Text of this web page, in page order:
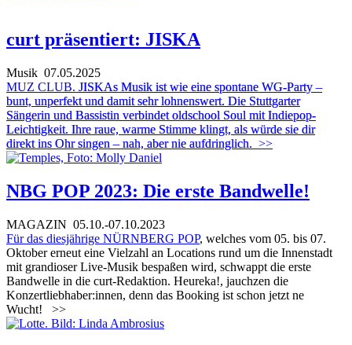
curt präsentiert: JISKA
Musik 07.05.2025
MUZ CLUB. JISKAs Musik ist wie eine spontane WG-Party –
bunt, unperfekt und damit sehr lohnenswert. Die Stuttgarter
Sängerin und Bassistin verbindet oldschool Soul mit Indiepop-
Leichtigkeit. Ihre raue, warme Stimme klingt, als würde sie dir
direkt ins Ohr singen – nah, aber nie aufdringlich. >>
NBG POP 2023: Die erste Bandwelle!
MAGAZIN 05.10.-07.10.2023
Für das diesjährige NÜRNBERG POP, welches vom 05. bis 07.
Oktober erneut eine Vielzahl an Locations rund um die Innenstadt
mit grandioser Live-Musik bespaßen wird, schwappt die erste
Bandwelle in die curt-Redaktion. Heureka!, jauchzen die
Konzertliebhaber:innen, denn das Booking ist schon jetzt ne
Wucht!
>>